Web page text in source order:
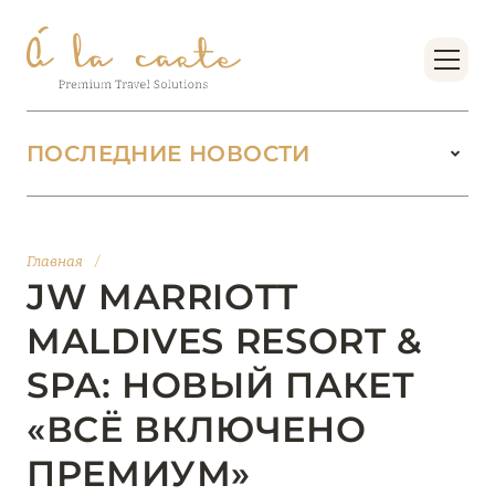
Главная /
JW MARRIOTT
MALDIVES RESORT &
SPA: НОВЫЙ ПАКЕТ
«ВСЁ ВКЛЮЧЕНО
ПРЕМИУМ»
ПОСЛЕДНИЕ НОВОСТИ
БУТИК-КУРОРТЫ МАЛЬДИВСКИХ ОСТРОВОВ
01 июня 2026
JUMEIRAH OLHAHALI ISLAND MALDIVES: ВАШ
ОАЗИС ТЕПЛА И ИЗЫСКАННОСТИ